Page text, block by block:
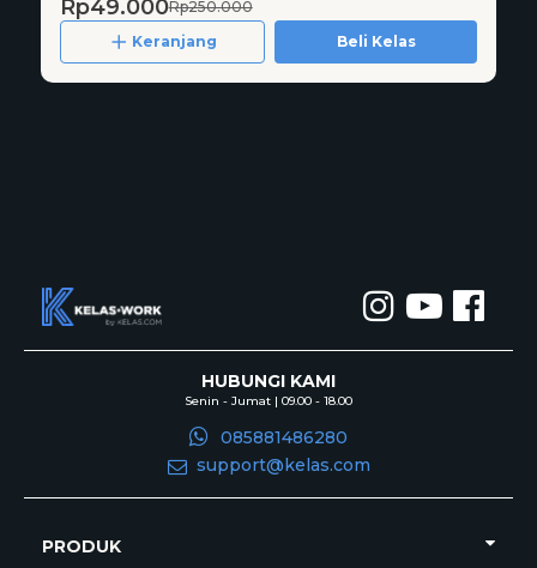
Rp49.000Rp250.000
Keranjang
Beli Kelas
HUBUNGI KAMI
Senin - Jumat | 09.00 - 18.00
085881486280
support@kelas.com
PRODUK